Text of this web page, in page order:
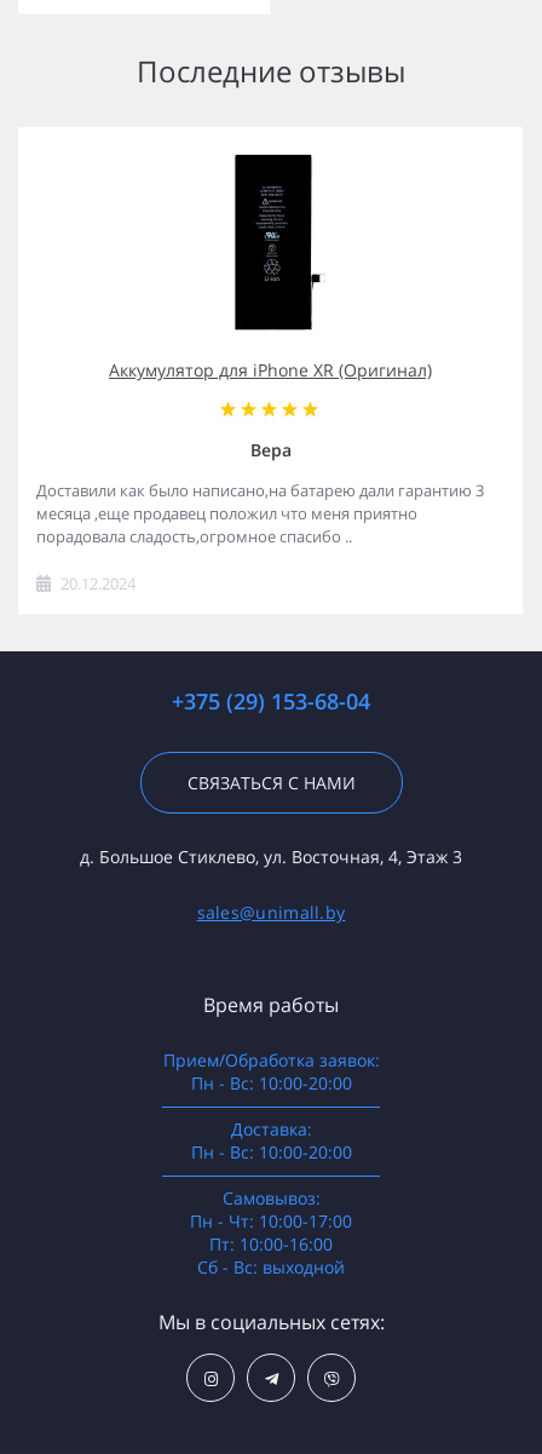
Последние отзывы
Аккумулятор для iPhone XR (Оригинал)
Вера
Доставили как было написано,на батарею дали гарантию 3
месяца ,еще продавец положил что меня приятно
порадовала сладость,огромное спасибо ..
20.12.2024
+375 (29) 153-68-04
СВЯЗАТЬСЯ С НАМИ
д. Большое Стиклево, ул. Восточная, 4, Этаж 3
sales@unimall.by
Время работы
Прием/Обработка заявок:
Пн - Вс: 10:00-20:00
──────────────────
Доставка:
Пн - Вс: 10:00-20:00
──────────────────
Самовывоз:
Пн - Чт: 10:00-17:00
Пт: 10:00-16:00
Сб - Вс: выходной
Мы в социальных сетях: